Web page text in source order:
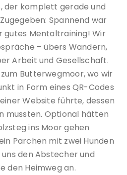
der komplett gerade und
Spannend war
gutes Mentaltraining! Wir
– übers Wandern,
Arbeit und Gesellschaft.
Butterwegmoor, wo wir
in Form eines QR-Codes
Website führte, dessen
mussten. Optional hätten
ins Moor gehen
Pärchen mit zwei Hunden
den Abstecher und
den Heimweg an.